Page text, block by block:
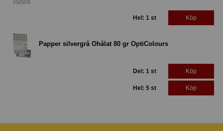
Hel: 1 st Köp
Papper silvergrå Ohålat 80 gr OptiColours
Del: 1 st Köp
Hel: 5 st Köp